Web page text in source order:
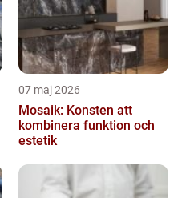
07 maj 2026
Mosaik: Konsten att
kombinera funktion och
estetik